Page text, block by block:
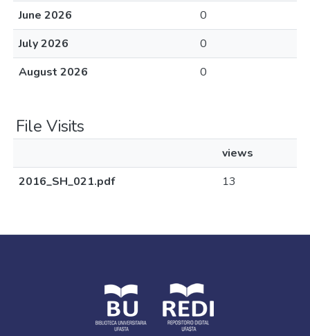
June 2026
0
July 2026
0
August 2026
0
File Visits
views
2016_SH_021.pdf
13